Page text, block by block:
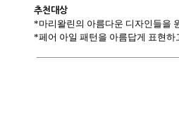
추천대상
*마리왈린의 아름다운 디자인들을
*페어 아일 패턴을 아름답게 표현하